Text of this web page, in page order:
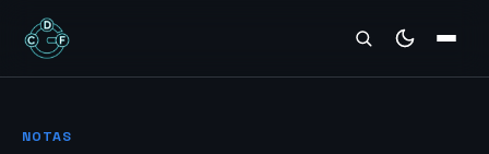
REVIEWS
NOTAS